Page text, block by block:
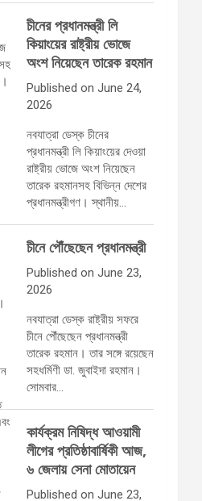
চীনের প্রধানমন্ত্রী লি
কিয়াংয়ের রাষ্ট্রীয় ভোজে
অংশ নিয়েছেন তারেক রহমান
Published on June 24,
2026
নবযাত্রা ডেস্ক চীনের
প্রধানমন্ত্রী লি কিয়াংয়ের দেওয়া
রাষ্ট্রীয় ভোজে অংশ নিয়েছেন
তারেক রহমানসহ বিভিন্ন দেশের
প্রধানমন্ত্রীগণ। স্থানীয়…
চীনে পৌঁছেছেন প্রধানমন্ত্রী
Published on June 23,
2026
নবযাত্রা ডেস্ক রাষ্ট্রীয় সফরে
চীনে পৌঁছেছেন প্রধানমন্ত্রী
তারেক রহমান। তার সঙ্গে রয়েছেন
সহধর্মিণী ডা. জুবাইদা রহমান।
সোমবার…
কার্যক্রম নিষিদ্ধ আওয়ামী
লীগের প্রতিষ্ঠাবার্ষিকী আজ,
৬ জেলায় সেনা মোতায়েন
Published on June 23,